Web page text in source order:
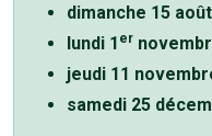
dimanche 15
lundi 1 er
jeudi 11
samedi 25